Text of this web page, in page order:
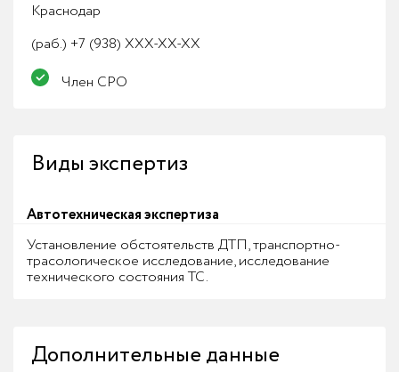
Краснодар
(раб.) +7 (938) XXX-XX-XX
Член СРО
Виды экспертиз
Автотехническая экспертиза
Установление обстоятельств ДТП, транспортно-
трасологическое исследование, исследование
технического состояния ТС.
Дополнительные данные